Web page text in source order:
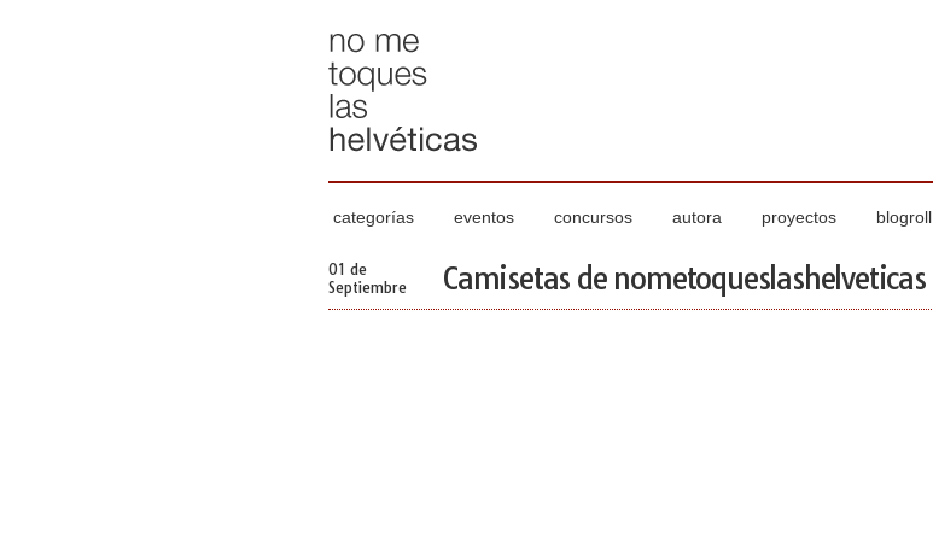
categorías eventos concursos autora proyectos blogroll
01 de
Septiembre
Camisetas de nometoqueslashelveticas